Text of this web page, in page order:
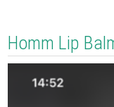
Homm Lip